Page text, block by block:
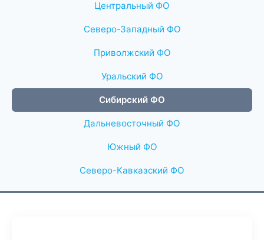
Центральный ФО
Северо-Западный ФО
Приволжский ФО
Уральский ФО
Сибирский ФО
Дальневосточный ФО
Южный ФО
Северо-Кавказский ФО